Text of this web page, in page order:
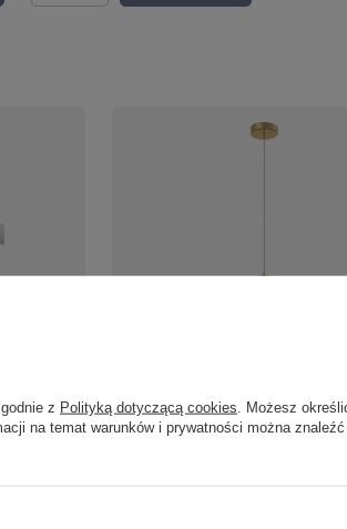
z Polityką dotyczącą cookies . Możesz
na temat warunków i prywatności można